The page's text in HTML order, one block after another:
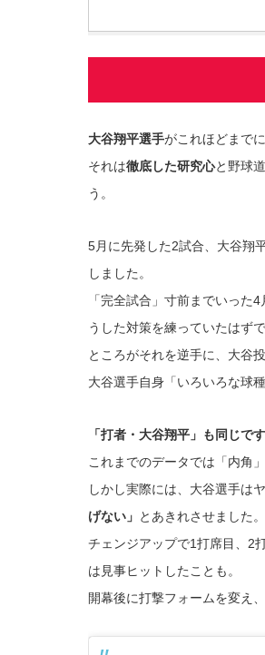
大谷翔平選手がこれほどまで
それは徹底した研究心と野球
う。
5月に先発した2試合、大谷翔
しました。
「完全試合」寸前までいった
うした対策を練っていたはずで
ところがそれを逆手に、大谷
大谷選手自身「いろいろな球
「打者・大谷翔平」も同じです
これまでのデータでは「内角
しかし実際には、大谷選手は
げない」 とあきれさせました。
チェンジアップで1打席目、2
は見事ヒットしたことも。
開幕後に打撃フォームを変え